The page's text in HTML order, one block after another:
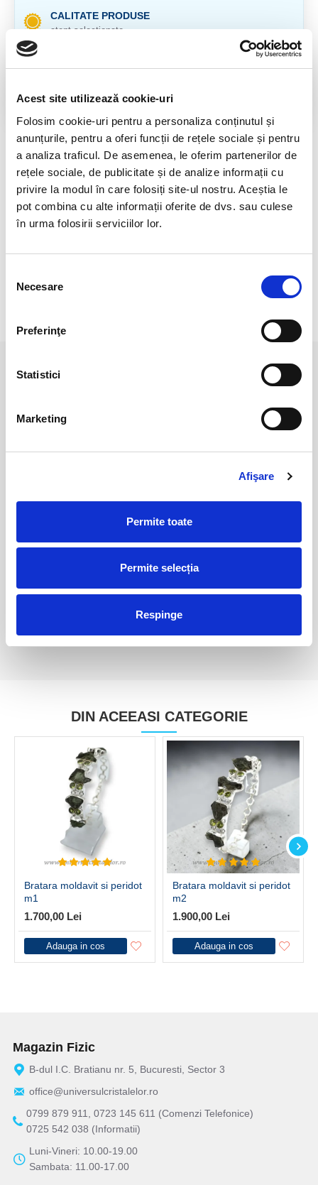
Acest site utilizează cookie-uri
Folosim cookie-uri pentru a personaliza conținutul și
anunțurile, pentru a oferi funcții de rețele sociale și pentru
a analiza traficul. De asemenea, le oferim partenerilor de
rețele sociale, de publicitate și de analize informații cu
privire la modul în care folosiți site-ul nostru. Aceștia le
pot combina cu alte informații oferite de dvs. sau culese
în urma folosirii serviciilor lor.
consimțământului
Necesare
Preferinţe
Statistici
Marketing
Afişare
Permite toate
Permite selecția
Respinge
CALITATE PRODUSE
atent selectionate
GARANTIE PRODUSE
pentru toate produsele
DESCRIERE PRODUS
Provenienta : Cehia
Argint 925
380,00 Lei
DIN ACEEASI CATEGORIE
Bratara moldavit si peridot
m1
1.700,00 Lei
Adauga in cos
Bratara moldavit si peridot
m2
1.900,00 Lei
Adauga in cos
Magazin Fizic
B-dul I.C. Bratianu nr. 5, Bucuresti, Sector 3
office@universulcristalelor.ro
0799 879 911, 0723 145 611 (Comenzi Telefonice)
0725 542 038 (Informatii)
Luni-Vineri: 10.00-19.00
Sambata: 11.00-17.00